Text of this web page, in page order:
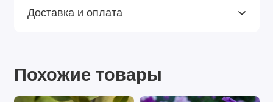
Доставка и оплата
Похожие товары